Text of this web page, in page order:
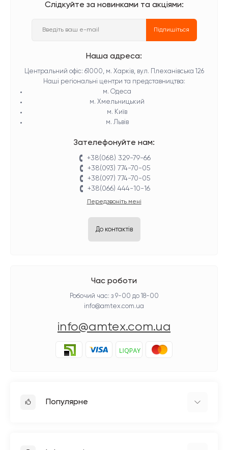
Слідкуйте за новинками та акціями:
Підпишіться
Наша адреса:
Центральний офіс: 61000, м. Харків, вул. Плеханівська 126
Наші регіональні центри та представництва:
м. Одеса
м. Хмельницький
м. Київ
м. Львів
Зателефонуйте нам:
+38(068) 329-79-66
+38(093) 774-70-05
+38(097) 774-70-05
+38(066) 444-10-16
Передзвоніть мені
До контактів
Час роботи
Робочий час: з 9-00 до 18-00
info@amtex.com.ua
info@amtex.com.ua
Популярне